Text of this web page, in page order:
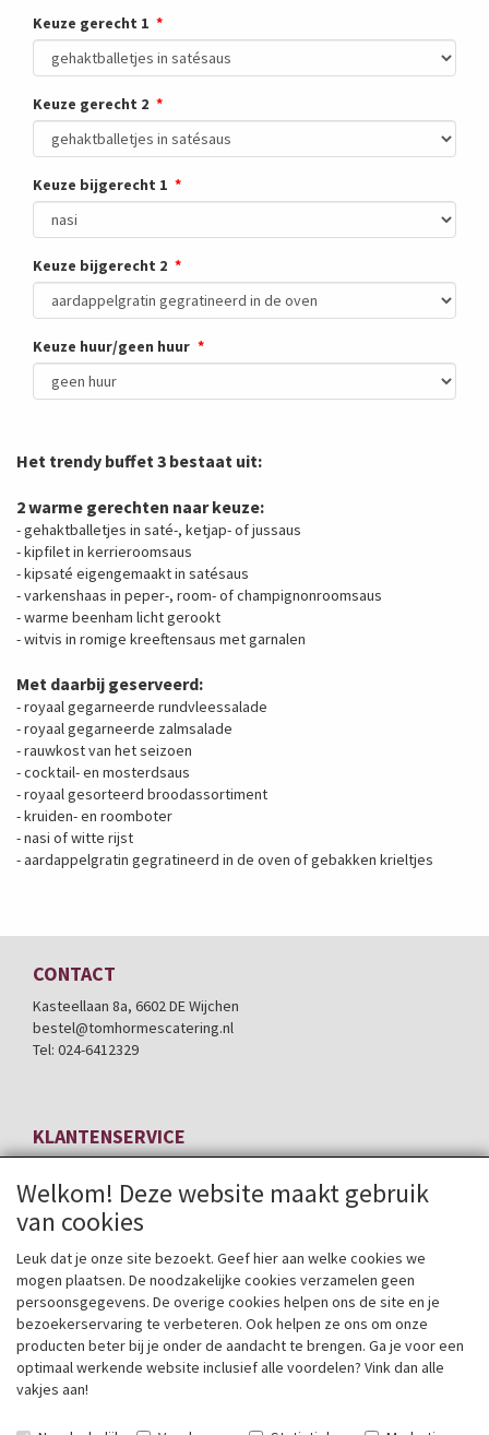
Keuze gerecht 1
Keuze gerecht 2
Keuze bijgerecht 1
Keuze bijgerecht 2
Keuze huur/geen huur
Het trendy buffet 3 bestaat uit:
2 warme gerechten naar keuze:
- gehaktballetjes in saté-, ketjap- of jussaus
- kipfilet in kerrieroomsaus
- kipsaté eigengemaakt in satésaus
- varkenshaas in peper-, room- of champignonroomsaus
- warme beenham licht gerookt
- witvis in romige kreeftensaus met garnalen
Met daarbij geserveerd:
- royaal gegarneerde rundvleessalade
- royaal gegarneerde zalmsalade
- rauwkost van het seizoen
- cocktail- en mosterdsaus
- royaal gesorteerd broodassortiment
- kruiden- en roomboter
- nasi of witte rijst
- aardappelgratin gegratineerd in de oven of gebakken krieltjes
CONTACT
Kasteellaan 8a, 6602 DE Wijchen
bestel@tomhormescatering.nl
Tel: 024-6412329
KLANTENSERVICE
Bezorgservice *
Algemene voorwaarden
Privacyverklaring
Herroepingslink aanvragen
OVER ONS
Bedrijfsgegevens
Sedert 1904
MVO
Welkom! Deze website maakt gebruik
van cookies
Leuk dat je onze site bezoekt. Geef hier aan welke cookies we
mogen plaatsen. De noodzakelijke cookies verzamelen geen
persoonsgegevens. De overige cookies helpen ons de site en je
bezoekerservaring te verbeteren. Ook helpen ze ons om onze
producten beter bij je onder de aandacht te brengen. Ga je voor een
optimaal werkende website inclusief alle voordelen? Vink dan alle
vakjes aan!